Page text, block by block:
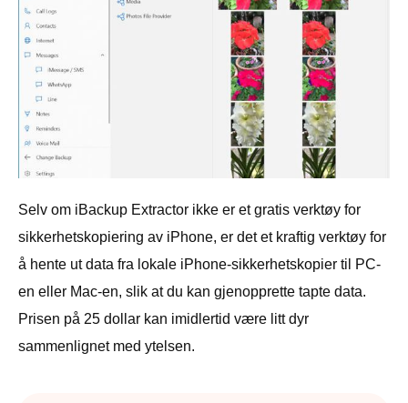
Selv om iBackup Extractor ikke er et gratis verktøy for
sikkerhetskopiering av iPhone, er det et kraftig verktøy for
å hente ut data fra lokale iPhone-sikkerhetskopier til PC-
en eller Mac-en, slik at du kan gjenopprette tapte data.
Prisen på 25 dollar kan imidlertid være litt dyr
sammenlignet med ytelsen.